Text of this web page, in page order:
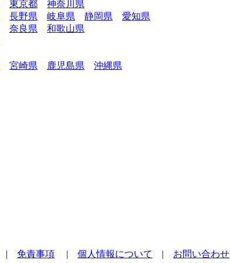
東京都
神奈川県
長野県 岐阜県 静岡県
愛知県
奈良県
和歌山県
宮崎県 鹿児島県 沖縄県
| 免責事項 | 個人情報について | お問い合わせ